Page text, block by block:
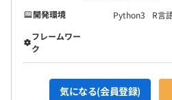
開発環境
Python3
R言
フレームワー
ク
気になる(会員登録)